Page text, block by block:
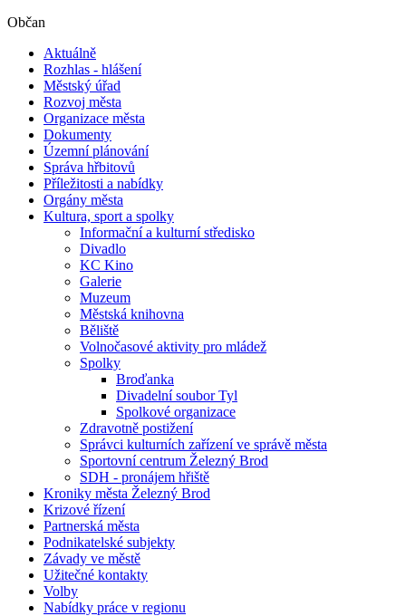
Občan
Aktuálně
Rozhlas - hlášení
Městský úřad
Rozvoj města
Organizace města
Dokumenty
Územní plánování
Správa hřbitovů
Příležitosti a nabídky
Orgány města
Kultura, sport a spolky
Informační a kulturní středisko
Divadlo
KC Kino
Galerie
Muzeum
Městská knihovna
Běliště
Volnočasové aktivity pro mládež
Spolky
Broďanka
Divadelní soubor Tyl
Spolkové organizace
Zdravotně postižení
Správci kulturních zařízení ve správě města
Sportovní centrum Železný Brod
SDH - pronájem hřiště
Kroniky města Železný Brod
Krizové řízení
Partnerská města
Podnikatelské subjekty
Závady ve městě
Užitečné kontakty
Volby
Nabídky práce v regionu